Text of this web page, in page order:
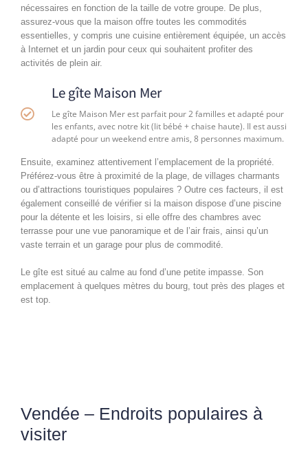
nécessaires en fonction de la taille de votre groupe. De plus,
assurez-vous que la maison offre toutes les commodités
essentielles, y compris une cuisine entièrement équipée, un accès
à Internet et un jardin pour ceux qui souhaitent profiter des
activités de plein air.
Le gîte Maison Mer
Le gîte Maison Mer est parfait pour 2 familles et adapté pour
les enfants, avec notre kit (lit bébé + chaise haute). Il est aussi
adapté pour un weekend entre amis, 8 personnes maximum.
Ensuite, examinez attentivement l’emplacement de la propriété.
Préférez-vous être à proximité de la plage, de villages charmants
ou d’attractions touristiques populaires ? Outre ces facteurs, il est
également conseillé de vérifier si la maison dispose d’une piscine
pour la détente et les loisirs, si elle offre des chambres avec
terrasse pour une vue panoramique et de l’air frais, ainsi qu’un
vaste terrain et un garage pour plus de commodité.
Le gîte est situé au calme au fond d’une petite impasse. Son
emplacement à quelques mètres du bourg, tout près des plages et
est top.
Vendée – Endroits populaires à
visiter